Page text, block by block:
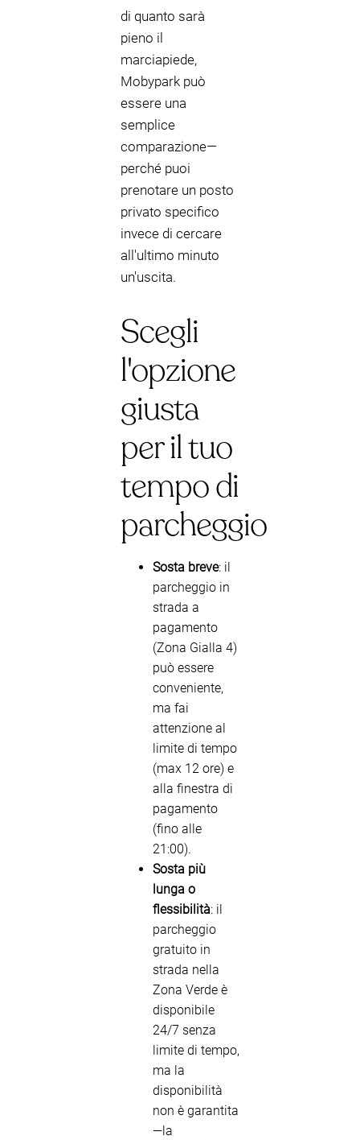
di quanto sarà
pieno il
marciapiede,
Mobypark può
essere una
semplice
comparazione—
perché puoi
prenotare un posto
privato specifico
invece di cercare
all'ultimo minuto
un'uscita.
Scegli
l'opzione
giusta
per il tuo
tempo di
parcheggio
Sosta breve: il
parcheggio in
strada a
pagamento
(Zona Gialla 4)
può essere
conveniente,
ma fai
attenzione al
limite di tempo
(max 12 ore) e
alla finestra di
pagamento
(fino alle
21:00).
Sosta più
lunga o
flessibilità: il
parcheggio
gratuito in
strada nella
Zona Verde è
disponibile
24/7 senza
limite di tempo,
ma la
disponibilità
non è garantita
—la